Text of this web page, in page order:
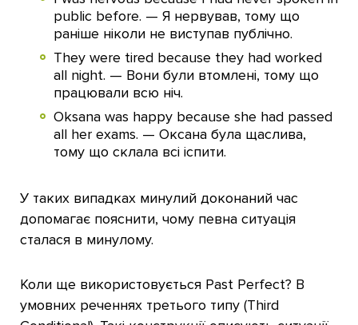
public before. — Я нервував, тому що
раніше ніколи не виступав публічно.
They were tired because they had worked
all night. — Вони були втомлені, тому що
працювали всю ніч.
Oksana was happy because she had passed
all her exams. — Оксана була щаслива,
тому що склала всі іспити.
У таких випадках минулий доконаний час
допомагає пояснити, чому певна ситуація
сталася в минулому.
Коли ще використовується Past Perfect? В
умовних реченнях третього типу (Third